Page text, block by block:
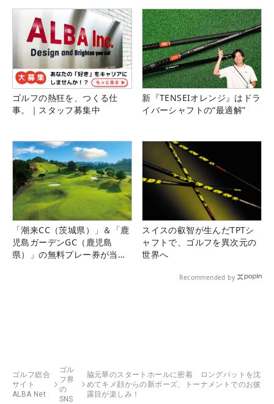
ゴルフの熱狂を、つくる仕
事。｜スタッフ募集中
新『TENSEIオレンジ』はドラ
イバーシャフトの“最適解”
「潮来CC（茨城県）」＆「鹿
児島ガーデンGC（鹿児島
県）」の無料プレー券が当た
スイスの叡智が生んだTPTシ
ャフトで、ゴルフを異次元の
世界へ
Recommended by
ゴルフ総合
サイト
ALBA Net
ゴル
フ界
の
SNS
脇元華のスタートホールに密着 ロングパットを沈
めてキメ顔からの新ポーズ、トーナメントでのお披
露目が楽しみ！